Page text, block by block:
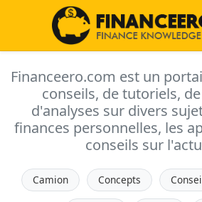
Financeero.com est un
conseils, de tutoriels,
d'analyses sur divers
finances personnelles, les
conseils sur
Camion Concepts